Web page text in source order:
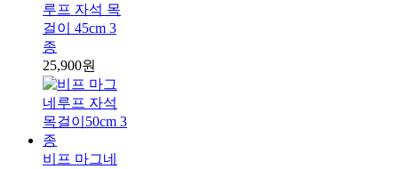
루프 자석 목
걸이 45cm 3
종
25,900원
비프 마그네